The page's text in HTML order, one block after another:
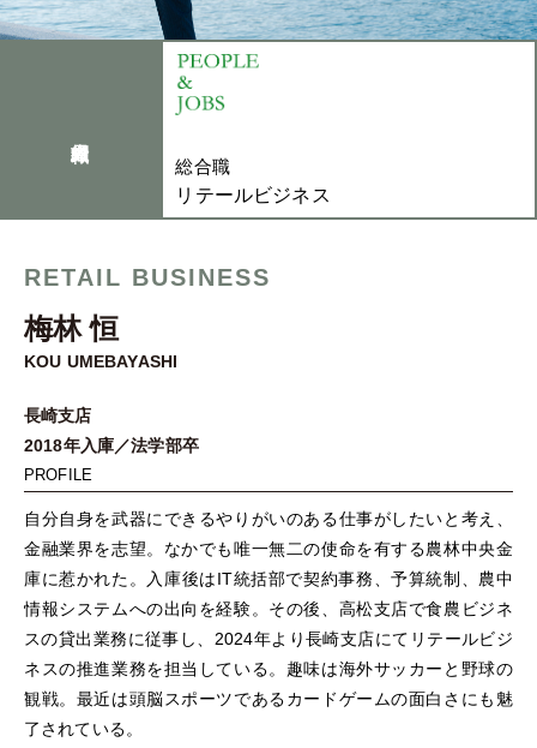
総合職
リテールビジネス
RETAIL BUSINESS
梅林 恒
KOU UMEBAYASHI
長崎支店
2018年入庫／法学部卒
PROFILE
自分自身を武器にできるやりがいのある仕事がしたいと考え、
金融業界を志望。なかでも唯一無二の使命を有する農林中央金
庫に惹かれた。入庫後はIT統括部で契約事務、予算統制、農中
情報システムへの出向を経験。その後、高松支店で食農ビジネ
スの貸出業務に従事し、2024年より長崎支店にてリテールビジ
ネスの推進業務を担当している。趣味は海外サッカーと野球の
観戦。最近は頭脳スポーツであるカードゲームの面白さにも魅
了されている。